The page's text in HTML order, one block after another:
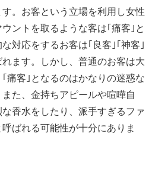
。お客という立場を利用し女性
ントを取るような客は｢痛客｣と
対応をするお客は｢良客｣｢神客｣
れます。しかし、普通のお客は大
痛客｣となるのはかなりの迷惑な
た、金持ちアピールや喧嘩自
香水をしたり、派手すぎるファ
ばれる可能性が十分にありま